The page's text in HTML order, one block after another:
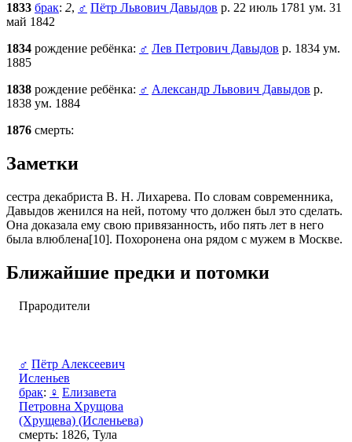
1833 брак: 2, ♂ Пётр Львович Давыдов р. 22 июль 1781 ум. 31
май 1842
1834 рождение ребёнка: ♂ Лев Петрович Давыдов р. 1834 ум.
1885
1838 рождение ребёнка: ♂ Александр Львович Давыдов р.
1838 ум. 1884
1876 смерть:
Заметки
сестра декабриста В. Н. Лихарева. По словам современника,
Давыдов женился на ней, потому что должен был это сделать.
Она доказала ему свою привязанность, ибо пять лет в него
была влюблена[10]. Похоронена она рядом с мужем в Москве.
Ближайшие предки и потомки
Прародители
♂ Пётр Алексеевич
Исленьев
брак: ♀ Елизавета
Петровна Хрущова
(Хрущева) (Исленьева)
смерть: 1826, Тула